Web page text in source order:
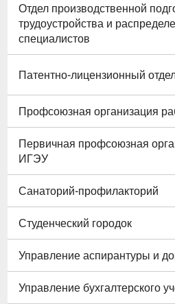
Отдел производственной
трудоустройства и
специалистов
Патентно-лицензионный
Профсоюзная организация
Первичная профсоюзная
ИГЭУ
Санаторий-профилакторий
Студенческий городок
Управление аспирантуры и
Управление бухгалтерского